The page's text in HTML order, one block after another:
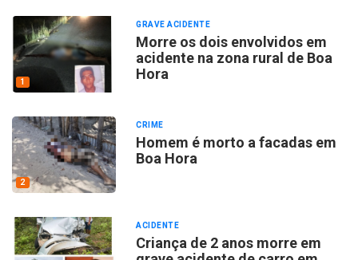
1
GRAVE ACIDENTE
Morre os dois envolvidos em
acidente na zona rural de Boa
Hora
2
CRIME
Homem é morto a facadas em
Boa Hora
ACIDENTE
Criança de 2 anos morre em